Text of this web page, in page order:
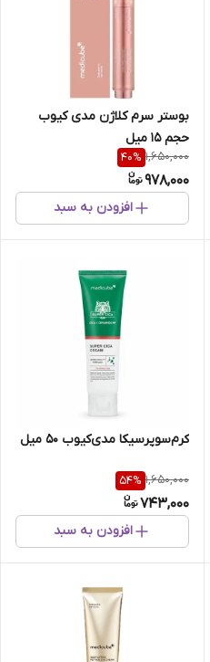
بوستر سرم کلاژن مدی کیوب
حجم 15 میل
1,650,000
40%
978,000
افزودن به سبد
کرم‌سوپرسیکا مدی‌کیوب 50 میل
1,650,000
54%
743,000
افزودن به سبد